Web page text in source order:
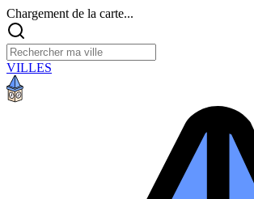
Chargement de la carte...
VILLES